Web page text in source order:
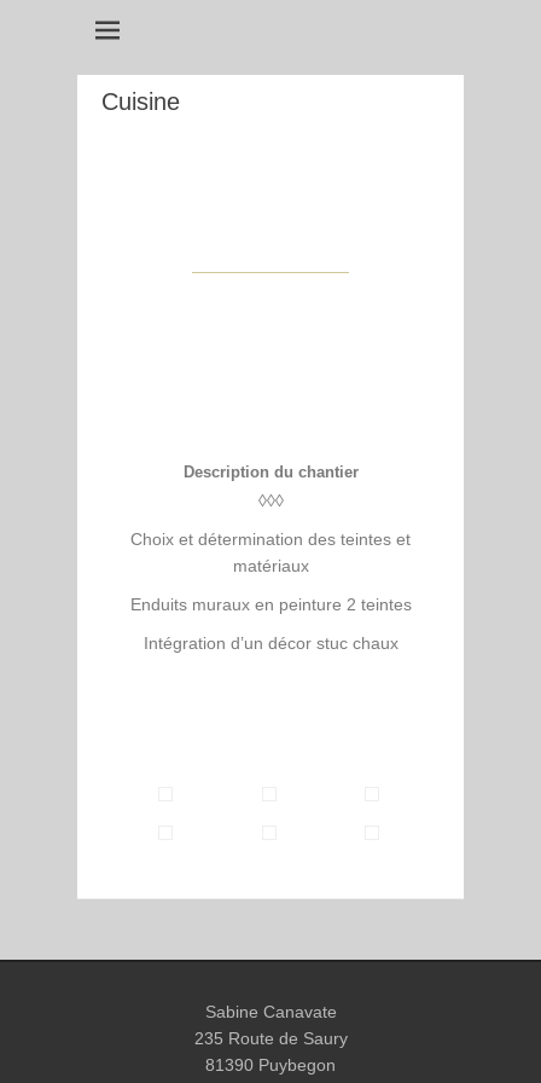
Cuisine
Description du chantier
◊◊◊
Choix et détermination des teintes et
matériaux
Enduits muraux en peinture 2 teintes
Intégration d’un décor stuc chaux
Sabine Canavate
235 Route de Saury
81390 Puybegon